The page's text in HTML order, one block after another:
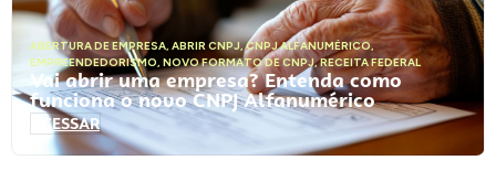
ABERTURA DE EMPRESA, ABRIR CNPJ,CNPJ ALFANUMÉRICO,
EMPREENDEDORISMO, NOVO FORMATO DE CNPJ,RECEITA FEDERAL
Vai abrir uma empresa? Entenda como
funciona o novo CNPJ Alfanumérico
ACESSAR